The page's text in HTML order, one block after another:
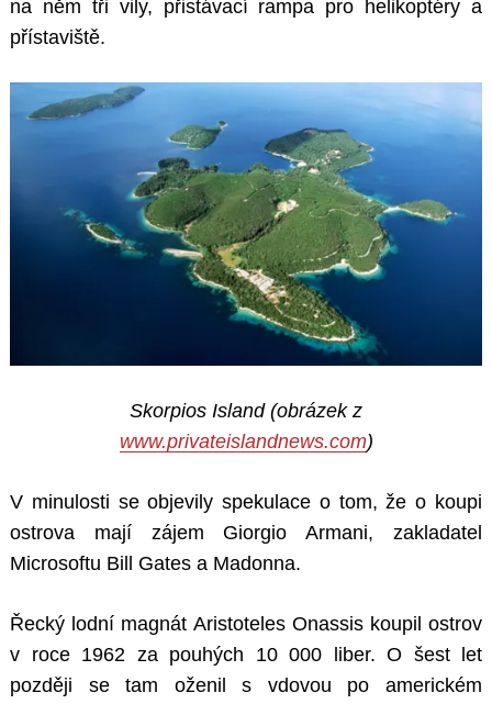
na něm tři vily, přistávací rampa pro helikoptéry a
přístaviště.
Skorpios Island (obrázek z
www.privateislandnews.com)
V minulosti se objevily spekulace o tom, že o koupi
ostrova mají zájem Giorgio Armani, zakladatel
Microsoftu Bill Gates a Madonna.
Řecký lodní magnát Aristoteles Onassis koupil ostrov
v roce 1962 za pouhých 10 000 liber. O šest let
později se tam oženil s vdovou po americkém